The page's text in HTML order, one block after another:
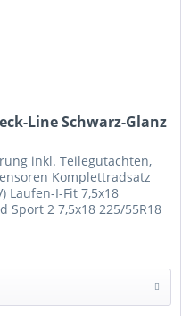
Line Schwarz-Glanz
inkl. Teilegutachten,
Komplettradsatz
Laufen-I-Fit 7,5x18
Sport 2 7,5x18 225/55R18